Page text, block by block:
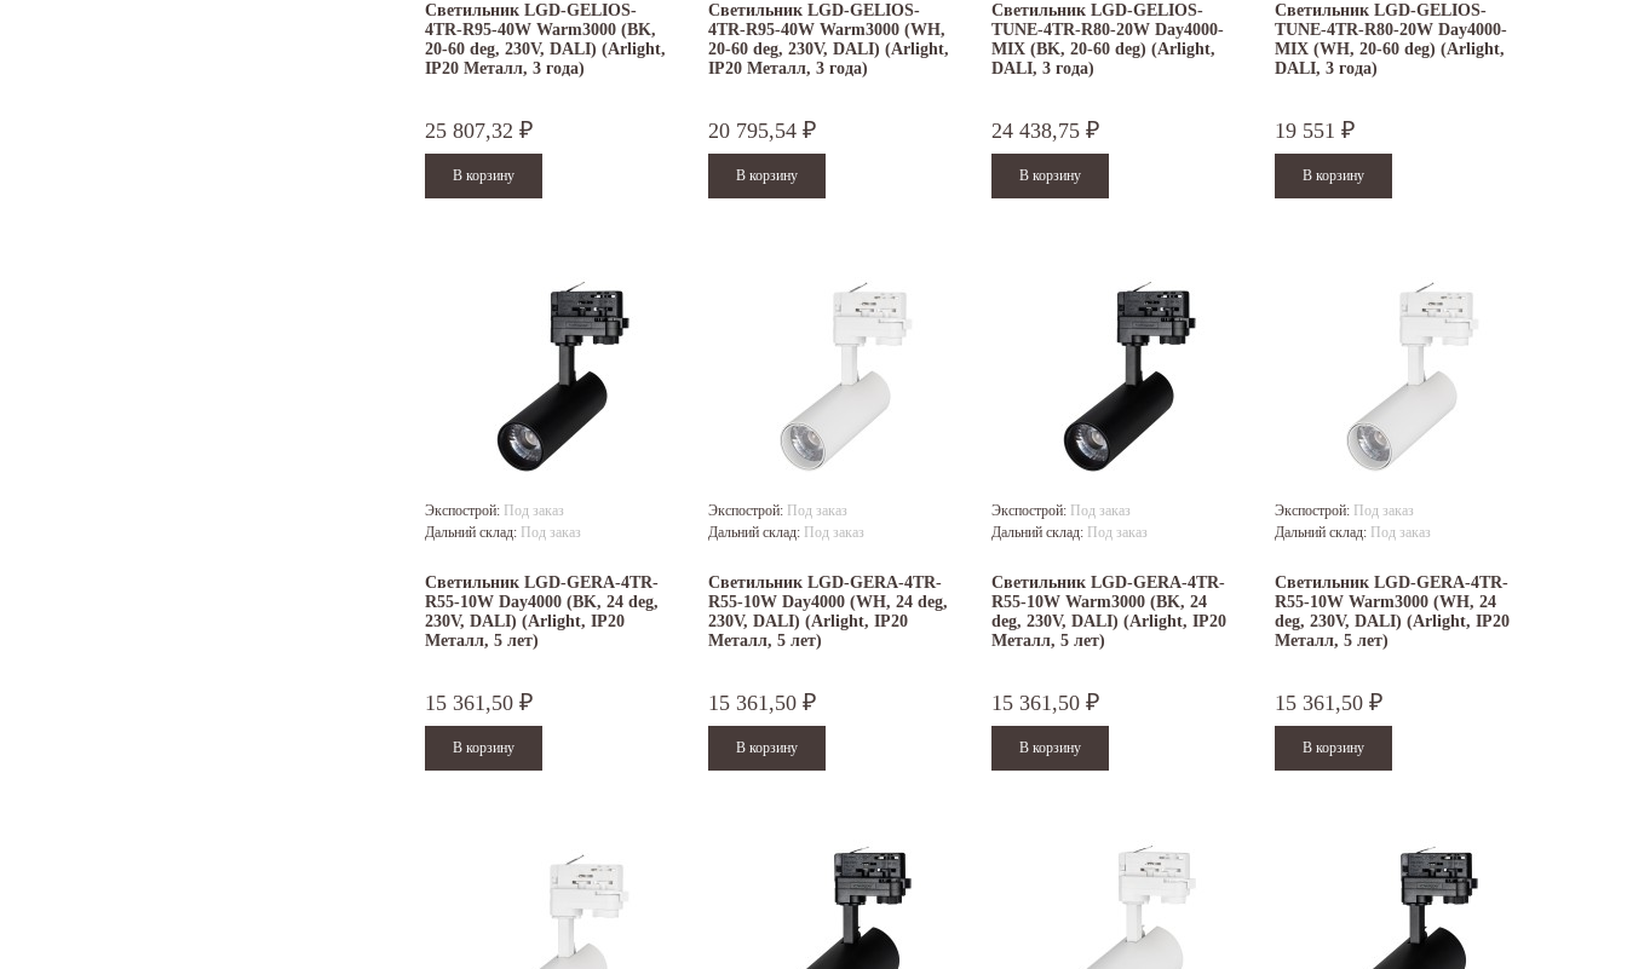
Светильник LGD-GELIOS-
4TR-R95-40W Warm3000 (BK,
20-60 deg, 230V, DALI) (Arlight,
IP20 Металл, 3 года)
25 807,32 ₽
Светильник LGD-GELIOS-
4TR-R95-40W Warm3000 (WH,
20-60 deg, 230V, DALI) (Arlight,
IP20 Металл, 3 года)
20 795,54 ₽
Светильник LGD-GELIOS-
TUNE-4TR-R80-20W Day4000-
MIX (BK, 20-60 deg) (Arlight,
DALI, 3 года)
24 438,75 ₽
Светильник LGD-GELIOS-
TUNE-4TR-R80-20W Day4000-
MIX (WH, 20-60 deg) (Arlight,
DALI, 3 года)
19 551 ₽
Экспострой: Под заказ
Дальний склад: Под заказ
Светильник LGD-GERA-4TR-
R55-10W Day4000 (BK, 24 deg,
230V, DALI) (Arlight, IP20
Металл, 5 лет)
15 361,50 ₽
Экспострой: Под заказ
Дальний склад: Под заказ
Светильник LGD-GERA-4TR-
R55-10W Day4000 (WH, 24 deg,
230V, DALI) (Arlight, IP20
Металл, 5 лет)
15 361,50 ₽
Экспострой: Под заказ
Дальний склад: Под заказ
Светильник LGD-GERA-4TR-
R55-10W Warm3000 (BK, 24
deg, 230V, DALI) (Arlight, IP20
Металл, 5 лет)
15 361,50 ₽
Экспострой: Под заказ
Дальний склад: Под заказ
Светильник LGD-GERA-4TR-
R55-10W Warm3000 (WH, 24
deg, 230V, DALI) (Arlight, IP20
Металл, 5 лет)
15 361,50 ₽